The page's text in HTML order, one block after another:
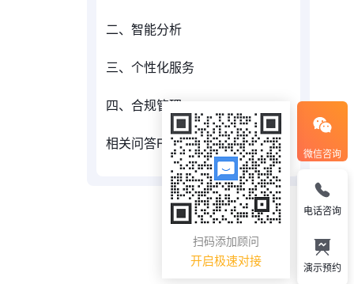
二、智能分析
三、个性化服务
四、合规管理
相关问答FAQs：
微信咨询
扫码添加顾问
开启极速对接
电话咨询
演示预约